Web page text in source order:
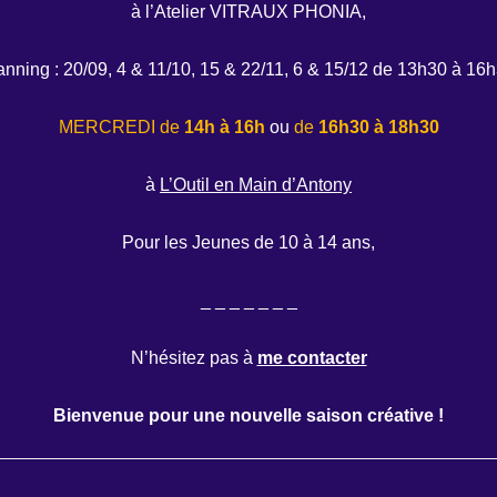
à l’Atelier VITRAUX PHONIA,
: 20/09, 4 & 11/10, 15 & 22/11, 6 & 15/12 de 13h30 à
MERCREDI de 14h à 16h ou de16h30 à 18h30
à L’Outil en Main d’Antony
Pour les Jeunes de 10 à 14 ans,
N’hésitez pas à me contacter
Bienvenue pour une nouvelle saison créative !